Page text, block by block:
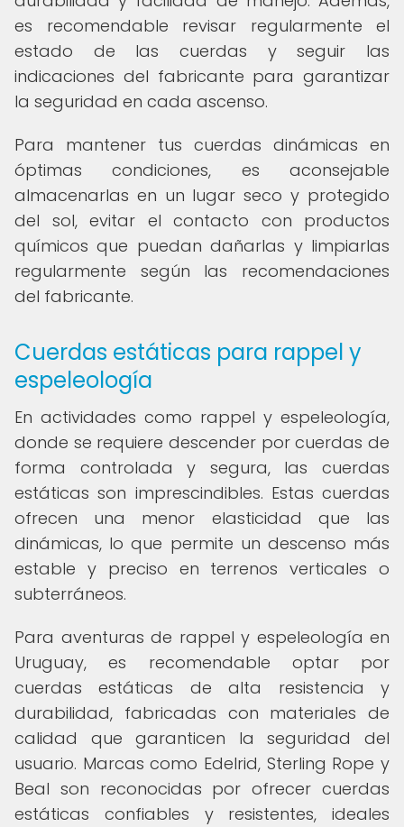
es recomendable revisar regularmente el
estado de las cuerdas y seguir las
indicaciones del fabricante para garantizar
la seguridad en cada ascenso.
Para mantener tus cuerdas dinámicas en
óptimas condiciones, es aconsejable
almacenarlas en un lugar seco y protegido
del sol, evitar el contacto con productos
químicos que puedan dañarlas y limpiarlas
regularmente según las recomendaciones
del fabricante.
Cuerdas estáticas para rappel y
espeleología
En actividades como rappel y espeleología,
donde se requiere descender por cuerdas de
forma controlada y segura, las cuerdas
estáticas son imprescindibles. Estas cuerdas
ofrecen una menor elasticidad que las
dinámicas, lo que permite un descenso más
estable y preciso en terrenos verticales o
subterráneos.
Para aventuras de rappel y espeleología en
Uruguay, es recomendable optar por
cuerdas estáticas de alta resistencia y
durabilidad, fabricadas con materiales de
calidad que garanticen la seguridad del
usuario. Marcas como Edelrid, Sterling Rope y
Beal son reconocidas por ofrecer cuerdas
estáticas confiables y resistentes, ideales